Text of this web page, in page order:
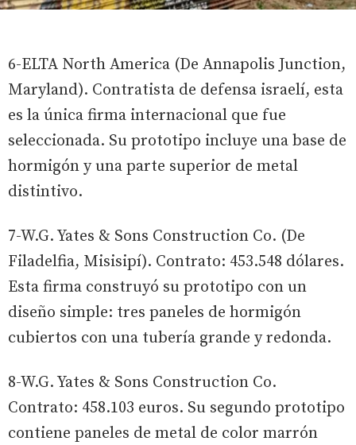
6-ELTA North America (De Annapolis Junction,
Maryland). Contratista de defensa israelí, esta
es la única firma internacional que fue
seleccionada. Su prototipo incluye una base de
hormigón y una parte superior de metal
distintivo.
7-W.G. Yates & Sons Construction Co. (De
Filadelfia, Misisipí). Contrato: 453.548 dólares.
Esta firma construyó su prototipo con un
diseño simple: tres paneles de hormigón
cubiertos con una tubería grande y redonda.
8-W.G. Yates & Sons Construction Co.
Contrato: 458.103 euros. Su segundo prototipo
contiene paneles de metal de color marrón